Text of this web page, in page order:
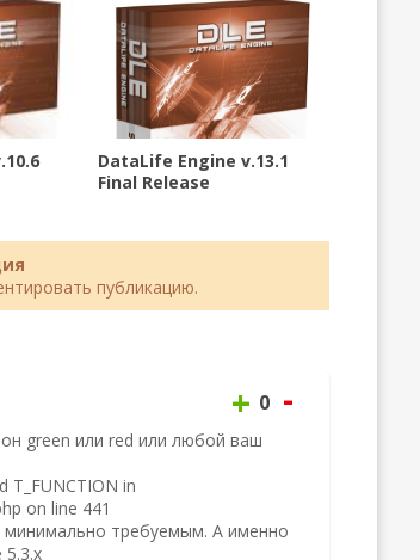
DataLife Engine v.13.1
Final Release
публикацию.
+ 0 -
green или red или любой ваш
T_FUNCTION in
on line 441
минимально требуемым. А именно